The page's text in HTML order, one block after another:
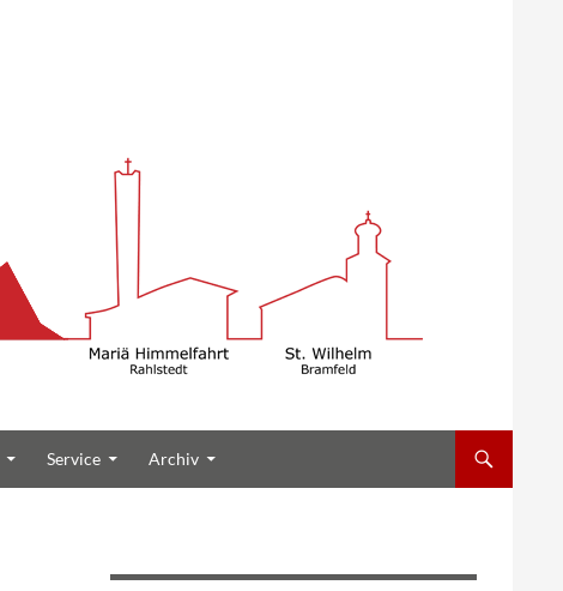
Service Archiv